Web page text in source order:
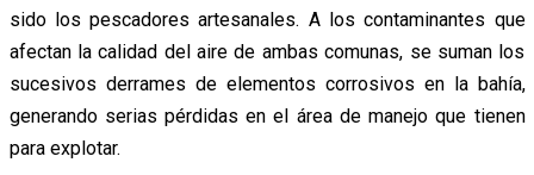
sido los pescadores artesanales. A los contaminantes que
afectan la calidad del aire de ambas comunas, se suman los
sucesivos derrames de elementos corrosivos en la bahía,
generando serias pérdidas en el área de manejo que tienen
para explotar.